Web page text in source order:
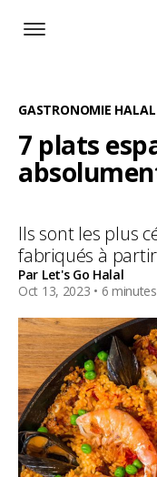
GASTRONOMIE HALAL
7 plats
Ils sont les plus
fabriqués à
Par Let's Go Halal
Oct 13, 2023 • 6